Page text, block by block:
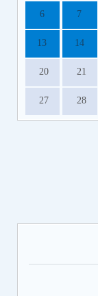
6 7
13 14
20 21
27 28